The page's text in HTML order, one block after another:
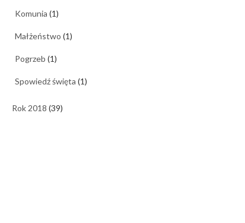
Komunia (1)
Małżeństwo (1)
Pogrzeb (1)
Spowiedź święta (1)
Rok 2018 (39)